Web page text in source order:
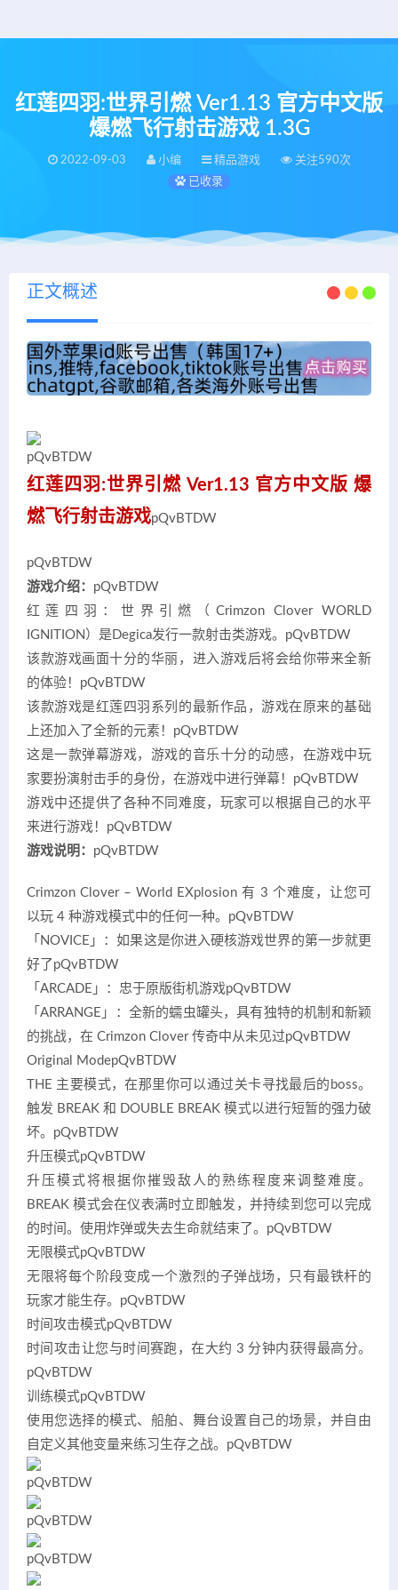
红莲四羽:世界引燃 Ver1.13 官方中文版
爆燃飞行射击游戏 1.3G
2022-09-03 小编 精品游戏
关注590次
已收录
正文概述
pQvBTDW
红莲四羽:世界引燃 Ver1.13 官方中文版 爆
燃飞行射击游戏pQvBTDW
pQvBTDW
游戏介绍： pQvBTDW
红莲四羽：世界引燃（Crimzon Clover WORLD
IGNITION）是Degica发行一款射击类游戏。 pQvBTDW
该款游戏画面十分的华丽，进入游戏后将会给你带来全新
的体验！ pQvBTDW
该款游戏是红莲四羽系列的最新作品，游戏在原来的基础
上还加入了全新的元素！ pQvBTDW
这是一款弹幕游戏，游戏的音乐十分的动感，在游戏中玩
家要扮演射击手的身份，在游戏中进行弹幕！ pQvBTDW
游戏中还提供了各种不同难度，玩家可以根据自己的水平
来进行游戏！ pQvBTDW
游戏说明： pQvBTDW
Crimzon Clover – World EXplosion 有 3 个难度，让您可
以玩 4 种游戏模式中的任何一种。 pQvBTDW
「NOVICE」：如果这是你进入硬核游戏世界的第一步就更
好了 pQvBTDW
「ARCADE」：忠于原版街机游戏pQvBTDW
「ARRANGE」：全新的蠕虫罐头，具有独特的机制和新颖
的挑战，在 Crimzon Clover 传奇中从未见过pQvBTDW
Original ModepQvBTDW
THE 主要模式，在那里你可以通过关卡寻找最后的boss。
触发 BREAK 和 DOUBLE BREAK 模式以进行短暂的强力破
坏。 pQvBTDW
升压模式pQvBTDW
升压模式将根据你摧毁敌人的熟练程度来调整难度。
BREAK 模式会在仪表满时立即触发，并持续到您可以完成
的时间。使用炸弹或失去生命就结束了。 pQvBTDW
无限模式pQvBTDW
无限将每个阶段变成一个激烈的子弹战场，只有最铁杆的
玩家才能生存。 pQvBTDW
时间攻击模式pQvBTDW
时间攻击让您与时间赛跑，在大约 3 分钟内获得最高分。
pQvBTDW
训练模式pQvBTDW
使用您选择的模式、船舶、舞台设置自己的场景，并自由
自定义其他变量来练习生存之战。 pQvBTDW
pQvBTDW
pQvBTDW
pQvBTDW